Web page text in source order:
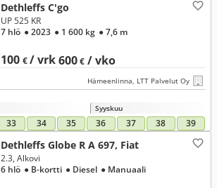
Dethleffs C'go
100 €/ vrk600€ / vko
UP 525 KR
7 hlö ● 2023 ● 1 600 kg ● 7,6 m
Hämeenlinna, LTT Palvelut Oy
Syyskuu
33 34 35 36 37 38 39
Dethleffs Globe R A 697, Fiat
2.3, Alkovi
6 hlö ● B-kortti ● Diesel ● Manuaali